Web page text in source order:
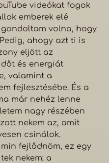
videókat fogok
emberek elé
volna, hogy
ahogy azt ti is
eljött az
és energiát
valamint a
fejlesztésébe. És a
már nehéz lenne
nagy részében
nekem az, amit
csinálok.
fejlődnöm, ez egy
nekem: a